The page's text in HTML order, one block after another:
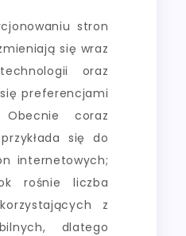
stron
się wraz
oraz
preferencjami
Obecnie coraz
się do
internetowych;
rośnie liczba
z
dlatego